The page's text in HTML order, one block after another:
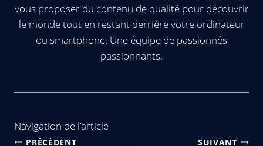
vous proposer du contenu de qualité pour découvrir
le monde tout en restant derrière votre ordinateur
ou smartphone. Une équipe de passionnés
passionnants.
Navigation de l’article
PRÉCÉDENT SUIVANT